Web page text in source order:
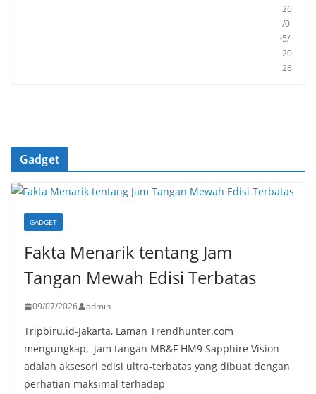
26
/0
5/
20
26
Gadget
GADGET
Fakta Menarik tentang Jam
Tangan Mewah Edisi Terbatas
09/07/2026 admin
Tripbiru.id-Jakarta, Laman Trendhunter.com
mengungkap, jam tangan MB&F HM9 Sapphire Vision
adalah aksesori edisi ultra-terbatas yang dibuat dengan
perhatian maksimal terhadap